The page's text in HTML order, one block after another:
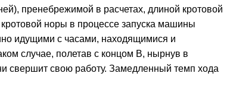
пренебрежимой в расчетах, длиной кротовой
норы в процессе запуска машины
идущими с часами, находящимися и
случае, полетав с концом B, нырнув в
свершит свою работу. Замедленный темп хода